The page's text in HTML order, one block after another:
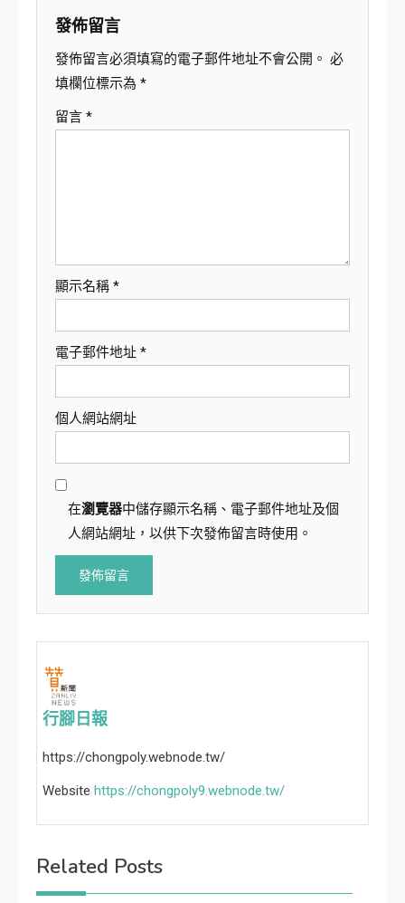
覽
發佈留言
發佈留言必須填寫的電子郵件地址不會公開。 必
填欄位標示為 *
留言 *
顯示名稱 *
電子郵件地址 *
個人網站網址
在瀏覽器中儲存顯示名稱、電子郵件地址及個
人網站網址，以供下次發佈留言時使用。
行腳日報
https://chongpoly.webnode.tw/
Website https://chongpoly9.webnode.tw/
Related Posts